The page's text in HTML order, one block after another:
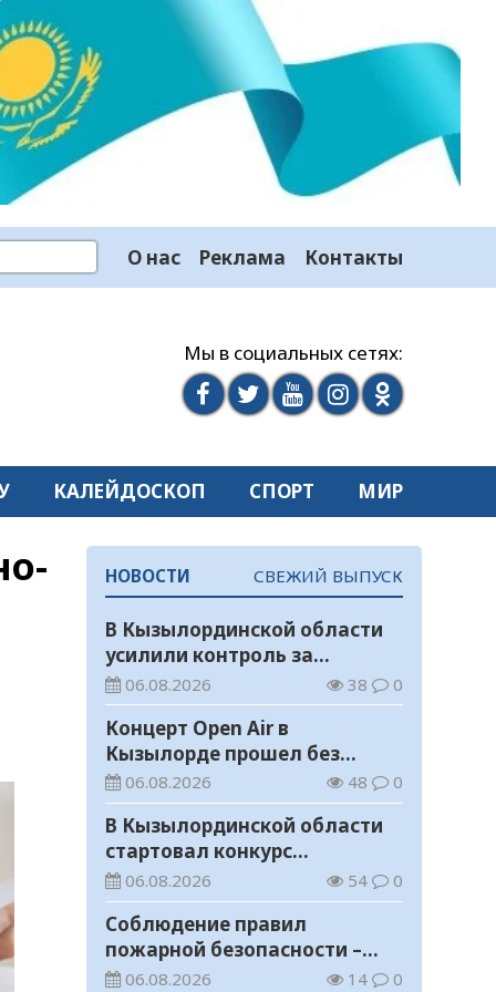
О нас Реклама Контакты
Мы в социальных сетях:
КАЛЕЙДОСКОП СПОРТ МИР
НОВОСТИ СВЕЖИЙ ВЫПУСК
В Кызылординской области
усилили контроль за
финансовой дисциплиной
06.08.2026 38 0
Концерт Open Air в
Кызылорде прошел без
нарушений общественного
порядка
06.08.2026 48 0
В Кызылординской области
стартовал конкурс
видеороликов о семейных
ценностях и Конституции
06.08.2026 54 0
Соблюдение правил
пожарной безопасности –
обязанность каждого
06.08.2026 14 0